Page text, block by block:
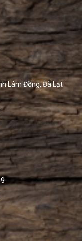
Lâm Đồng, Đà Lạt